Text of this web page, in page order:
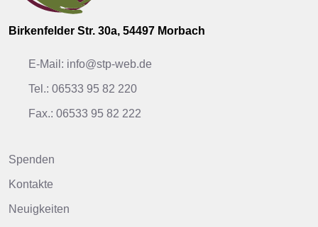
Birkenfelder Str. 30a, 54497 Morbach
E-Mail: info@stp-web.de
Tel.: 06533 95 82 220
Fax.: 06533 95 82 222
Spenden
Kontakte
Neuigkeiten